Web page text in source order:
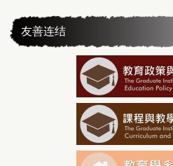
友善连结